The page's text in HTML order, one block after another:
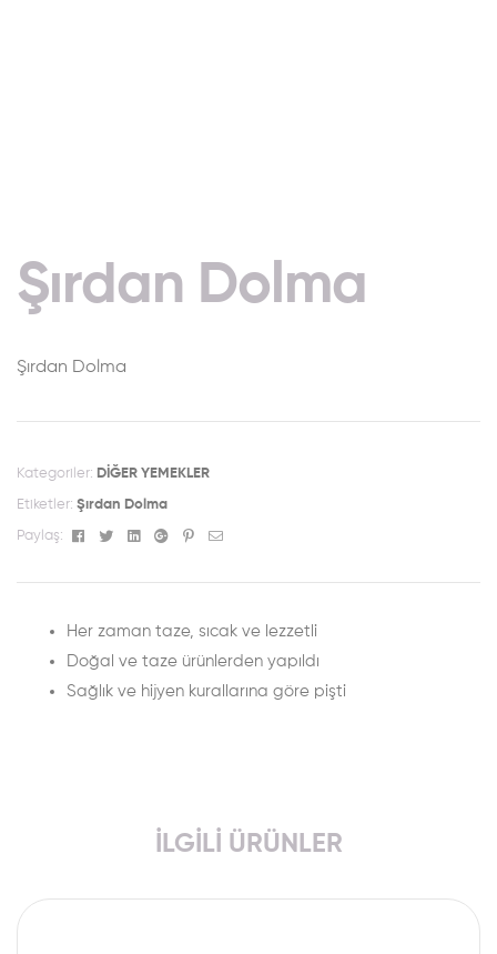
Şırdan Dolma
Şırdan Dolma
Kategoriler: DİĞER YEMEKLER
Etiketler: Şırdan Dolma
Paylaş: Facebook
TwitterLinkedinGoogle+Pinterest
Email
Her zaman taze, sıcak ve lezzetli
Doğal ve taze ürünlerden yapıldı
Sağlık ve hijyen kurallarına göre pişti
İLGILI ÜRÜNLER